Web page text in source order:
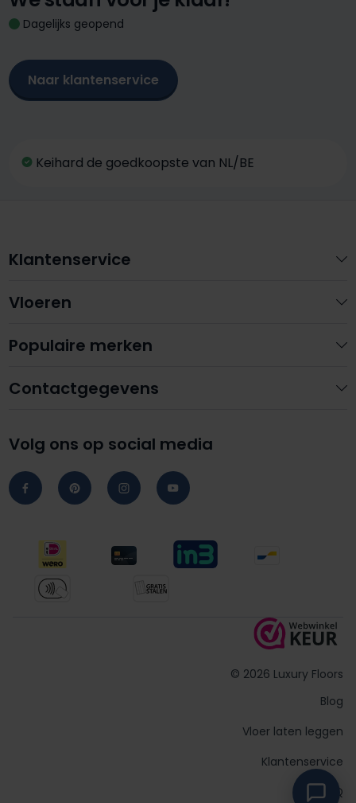
Dagelijks geopend
Naar klantenservice
Keihard de goedkoopste van NL/BE
Contactgegevens
Volg ons op social media
Klantenservice
Vloeren
Populaire merken
© 2026 Luxury Floors
Blog
Vloer laten leggen
Klantenservice
FAQ